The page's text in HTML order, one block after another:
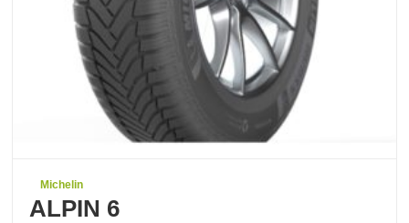
Michelin
ALPIN 6